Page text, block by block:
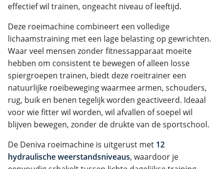
effectief wil trainen, ongeacht niveau of leeftijd.
Deze roeimachine combineert een volledige
lichaamstraining met een lage belasting op gewrichten.
Waar veel mensen zonder fitnessapparaat moeite
hebben om consistent te bewegen of alleen losse
spiergroepen trainen, biedt deze roeitrainer een
natuurlijke roeibeweging waarmee armen, schouders,
rug, buik en benen tegelijk worden geactiveerd. Ideaal
voor wie fitter wil worden, wil afvallen of soepel wil
blijven bewegen, zonder de drukte van de sportschool.
De Deniva roeimachine is uitgerust met 12
hydraulische weerstandsniveaus, waardoor je